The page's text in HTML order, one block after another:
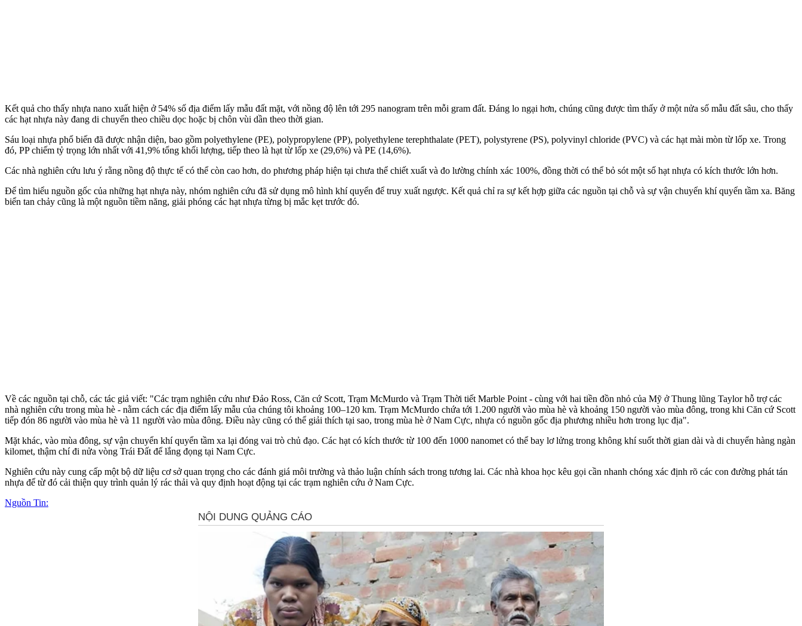
Kết quả cho thấy nhựa nano xuất hiện ở 54% số địa điểm lấy mẫu đất mặt, với nồng độ lên tới 295 nanogram trên mỗi gram đất. Đáng lo ngại hơn, chúng cũng được tìm thấy ở một nửa số mẫu đất sâu, cho thấy
các hạt nhựa này đang di chuyển theo chiều dọc hoặc bị chôn vùi dần theo thời gian.
Sáu loại nhựa phổ biến đã được nhận diện, bao gồm polyethylene (PE), polypropylene (PP), polyethylene terephthalate (PET), polystyrene (PS), polyvinyl chloride (PVC) và các hạt mài mòn từ lốp xe. Trong
đó, PP chiếm tỷ trọng lớn nhất với 41,9% tổng khối lượng, tiếp theo là hạt từ lốp xe (29,6%) và PE (14,6%).
Các nhà nghiên cứu lưu ý rằng nồng độ thực tế có thể còn cao hơn, do phương pháp hiện tại chưa thể chiết xuất và đo lường chính xác 100%, đồng thời có thể bỏ sót một số hạt nhựa có kích thước lớn hơn.
Để tìm hiểu nguồn gốc của những hạt nhựa này, nhóm nghiên cứu đã sử dụng mô hình khí quyển để truy xuất ngược. Kết quả chỉ ra sự kết hợp giữa các nguồn tại chỗ và sự vận chuyển khí quyển tầm xa. Băng
biển tan chảy cũng là một nguồn tiềm năng, giải phóng các hạt nhựa từng bị mắc kẹt trước đó.
Về các nguồn tại chỗ, các tác giả viết: "Các trạm nghiên cứu như Đảo Ross, Căn cứ Scott, Trạm McMurdo và Trạm Thời tiết Marble Point - cùng với hai tiền đồn nhỏ của Mỹ ở Thung lũng Taylor hỗ trợ các
nhà nghiên cứu trong mùa hè - nằm cách các địa điểm lấy mẫu của chúng tôi khoảng 100–120 km. Trạm McMurdo chứa tới 1.200 người vào mùa hè và khoảng 150 người vào mùa đông, trong khi Căn cứ Scott
tiếp đón 86 người vào mùa hè và 11 người vào mùa đông. Điều này cũng có thể giải thích tại sao, trong mùa hè ở Nam Cực, nhựa có nguồn gốc địa phương nhiều hơn trong lục địa".
Mặt khác, vào mùa đông, sự vận chuyển khí quyển tầm xa lại đóng vai trò chủ đạo. Các hạt có kích thước từ 100 đến 1000 nanomet có thể bay lơ lửng trong không khí suốt thời gian dài và di chuyển hàng ngàn
kilomet, thậm chí đi nửa vòng Trái Đất để lắng đọng tại Nam Cực.
Nghiên cứu này cung cấp một bộ dữ liệu cơ sở quan trọng cho các đánh giá môi trường và thảo luận chính sách trong tương lai. Các nhà khoa học kêu gọi cần nhanh chóng xác định rõ các con đường phát tán
nhựa để từ đó cải thiện quy trình quản lý rác thải và quy định hoạt động tại các trạm nghiên cứu ở Nam Cực.
Nguồn Tin: